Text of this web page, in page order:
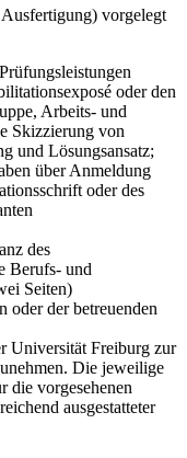
vorgelegt
oder den
Arbeits- und
Skizzierung von
und Lösungsansatz;
über Anmeldung
oder des
des
Berufs- und
Seiten)
oder der betreuenden
Universität Freiburg zur
Die jeweilige
die vorgesehenen
ausgestatteter